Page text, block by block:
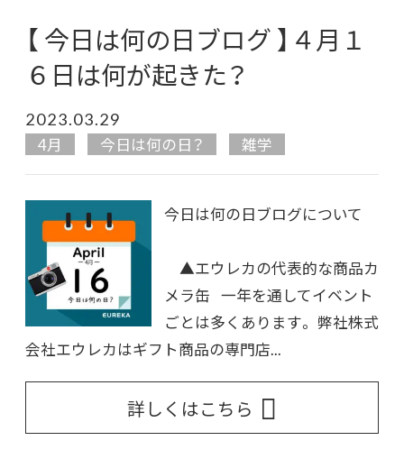
【 今日は何の日ブログ 】４月１
６日は何が起きた？
2023.03.29
4月 今日は何の日？ 雑学
今日は何の日ブログについて
▲エウレカの代表的な商品カ
メラ缶 一年を通してイベント
ごとは多くあります。 弊社株式
会社エウレカはギフト商品の専門店...
詳しくはこちら